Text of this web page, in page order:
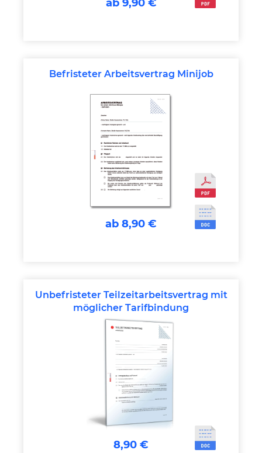
ab 9,90 €
Befristeter Arbeitsvertrag Minijob
ab 8,90 €
Unbefristeter Teilzeitarbeitsvertrag mit
möglicher Tarifbindung
8,90 €